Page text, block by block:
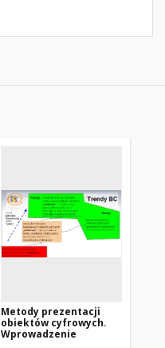
Metody prezentacji
obiektów cyfrowych.
Wprowadzenie